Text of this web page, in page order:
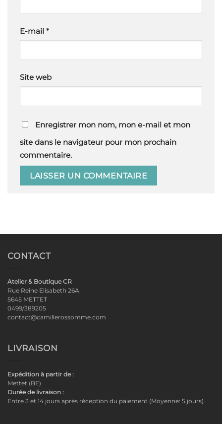
E-mail *
Site web
Enregistrer mon nom, mon e-mail et mon
site dans le navigateur pour mon prochain
commentaire.
CONTACT
Atelier & Boutique CR
Rue Reine Elisabeth 26A
5645 METTET
0499/389205
contact@camillerossomme.com
LIVRAISON
Expédition à partir de :
Mettet (BE)
Durée de livraison :
Entre 3 et 14 jours après réception du paiement (Moyenne: 5 jours).